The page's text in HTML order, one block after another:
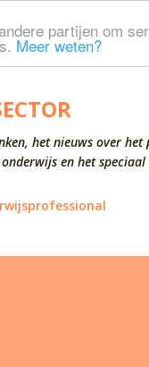
partijen om
Meer weten?
het nieuws over
en het